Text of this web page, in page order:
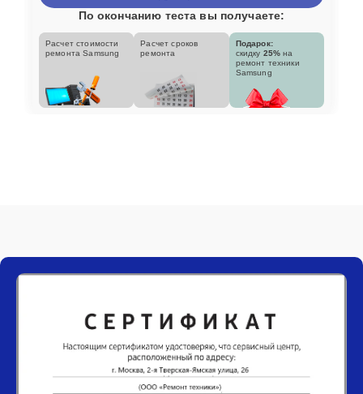
По окончанию теста вы получаете:
Расчет стоимости
ремонта Samsung
Расчет сроков
ремонта
Подарок:
скидку 25% на
ремонт техники
Samsung